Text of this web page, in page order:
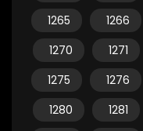
1265
1266
1270
1271
1275
1276
1280
1281